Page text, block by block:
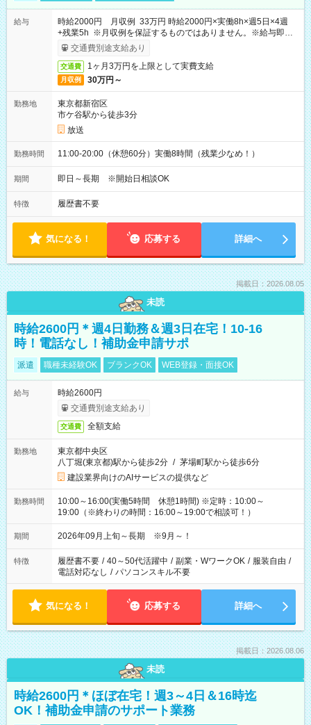
給与
時給2000円 月収例 33万円 時給2000円×実働8h×週5日×4週
+残業5h ※月収例を保証するものではありません。※給与即受
取りサービス利用可（利用条件有）
交通費別途支給あり
交通費 1ヶ月3万円を上限として実費支給
月収例 30万円～
勤務地
東京都新宿区
市ケ谷駅から徒歩3分
放送
勤務時間 11:00-20:00（休憩60分）実働8時間（残業少なめ！）
期間 即日～長期 ※開始日相談OK
特徴 履歴書不要
気になる！ 応募する 詳細へ
掲載日：2026.08.05
未読
時給2600円＊週4日勤務＆週3日在宅！10-16
時！電話なし！補助金申請サポ
派遣 職種未経験OK ブランクOK WEB登録・面接OK
給与
時給2600円
交通費別途支給あり
交通費 全額支給
勤務地
東京都中央区
八丁堀(東京都)駅から徒歩2分 / 茅場町駅から徒歩6分
建設業界向けのAIサービスの提供など
勤務時間
10:00～16:00(実働5時間 休憩1時間) ※定時：10:00～
19:00（※終わりの時間：16:00～19:00で相談可！）
期間 2026年09月上旬～長期 ※9月～！
特徴 履歴書不要 / 40～50代活躍中 / 副業・WワークOK / 服装自由 /
電話対応なし / パソコンスキル不要
気になる！ 応募する 詳細へ
掲載日：2026.08.06
未読
時給2600円＊ほぼ在宅！週3～4日＆16時迄
OK！補助金申請のサポート業務